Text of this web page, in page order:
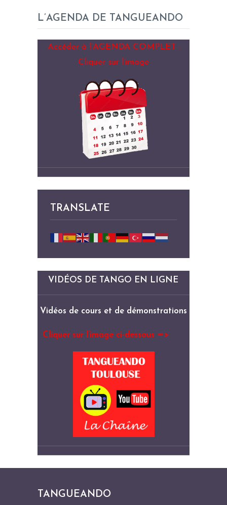
L’AGENDA DE TANGUEANDO
Accéder à l’AGENDA COMPLET :
Cliquer sur l’image
TRANSLATE
VIDÉOS DE TANGO EN LIGNE
Vidéos de cours et de démonstrations
Cliquer sur l’image ci-dessous =>
TANGUEANDO